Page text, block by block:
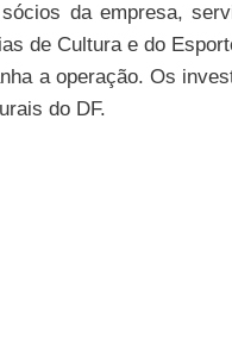
da empresa,
de Cultura e do
a operação. Os
do DF.